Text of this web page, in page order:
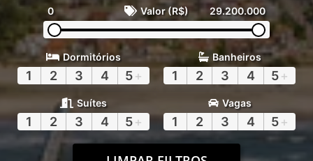
0 Valor (R$) 29.200.000
Dormitórios
1 2 3 4 5+
Banheiros
1 2 3 4 5+
Suítes
1 2 3 4 5+
Vagas
1 2 3 4 5+